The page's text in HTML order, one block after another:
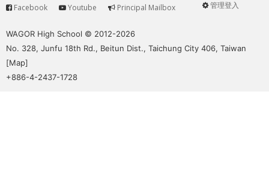
User
管理登入
Service
Facebook Youtube Principal Mailbox
WAGOR High School © 2012-2026
No. 328, Junfu 18th Rd., Beitun Dist., Taichung City 406, Taiwan
[Map]
+886-4-2437-1728